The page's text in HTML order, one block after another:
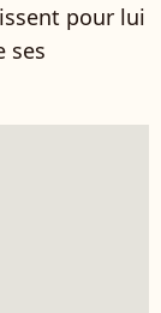
pour lui
ses